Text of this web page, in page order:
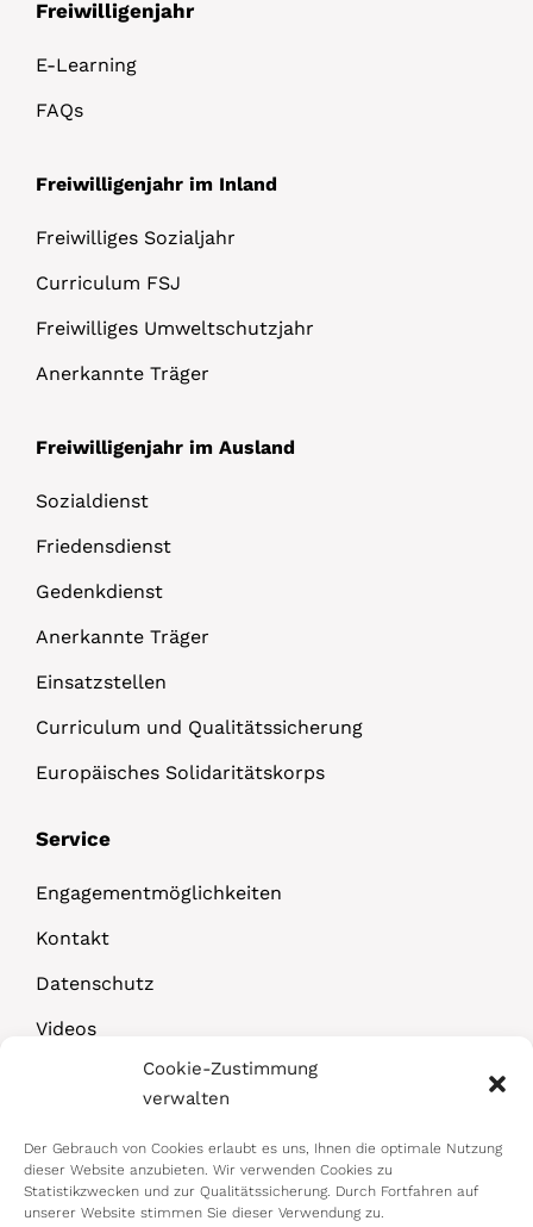
Cookie-Zustimmung
verwalten
Der Gebrauch von Cookies erlaubt es uns, Ihnen die optimale Nutzung
dieser Website anzubieten. Wir verwenden Cookies zu
Statistikzwecken und zur Qualitätssicherung. Durch Fortfahren auf
unserer Website stimmen Sie dieser Verwendung zu.
Freiwilligenjahr
E-Learning
FAQs
Freiwilligenjahr im Inland
Freiwilliges Sozialjahr
Curriculum FSJ
Freiwilliges Umweltschutzjahr
Anerkannte Träger
Freiwilligenjahr im Ausland
Sozialdienst
Friedensdienst
Gedenkdienst
Anerkannte Träger
Einsatzstellen
Curriculum und Qualitätssicherung
Europäisches Solidaritätskorps
Service
Engagementmöglichkeiten
Kontakt
Datenschutz
Videos